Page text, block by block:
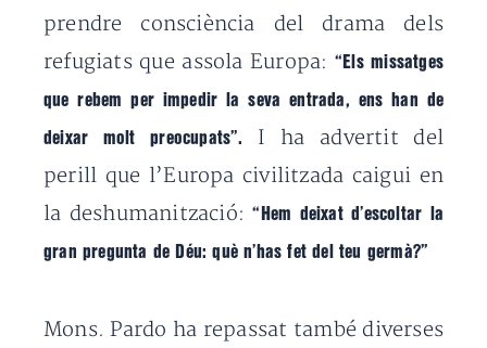
prendre consciència del drama dels
refugiats que assola Europa: “Els missatges
que rebem per impedir la seva entrada, ens han de
deixar molt preocupats”.
I ha advertit del
perill que l’Europa civilitzada caigui en
la deshumanització:“Hem deixat d’escoltar la
gran pregunta de Déu: què n’has fet del teu germà?”
Mons. Pardo ha repassat també diverses